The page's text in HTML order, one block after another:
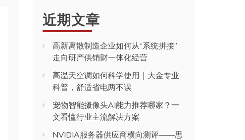
近期文章
高新离散制造企业如何从“系统拼接”
走向研产供销财一体化经营
高温天空调如何科学使用｜大金专业
科普，舒适省电两不误
宠物智能摄像头AI能力推荐哪家？一
文看懂行业主流解决方案
NVIDIA服务器供应商横向测评——思